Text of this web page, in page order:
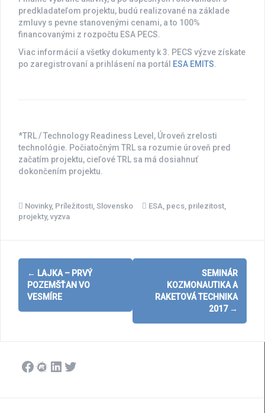
predkladateľom projektu, budú realizované na základe
zmluvy s pevne stanovenými cenami, a to 100%
financovanými z rozpočtu ESA PECS.
Viac informácií a všetky dokumenty k 3. PECS výzve získate
po zaregistrovaní a prihlásení na portál
ESA EMITS.
*TRL / Technology Readiness Level, Úroveň zrelosti
technológie. Počiatočným TRL sa rozumie úroveň pred
začatím projektu, cieľové TRL sa má dosiahnuť
dokončením projektu.
Novinky, Príležitosti, Slovensko ESA, pecs, prilezitost,
projekty, vyzva
Post
navigation
← LAJKA – PRVÝ
POZEMŠŤAN VO
VESMÍRE
SEMINÁR
KOZMONAUTIKA A
RAKETOVÁ TECHNIKA
2017 →
Facebook
Meetup
LinkedIn
Twitter